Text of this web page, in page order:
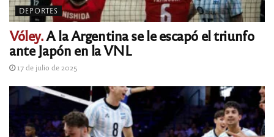
DEPORTES
Vóley.A la Argentina se le escapó el triunfo
ante Japón en la VNL
17 de julio de 2025